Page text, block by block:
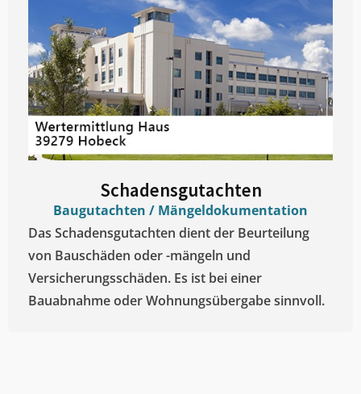
Schadensgutachten
Baugutachten / Mängeldokumentation
Das Schadensgutachten dient der Beurteilung
von Bauschäden oder -mängeln und
Versicherungsschäden. Es ist bei einer
Bauabnahme oder Wohnungsübergabe sinnvoll.